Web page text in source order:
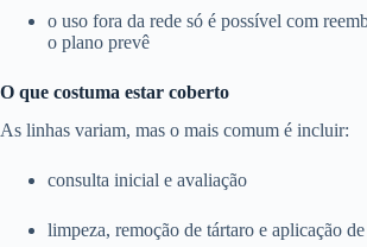
o uso fora da rede só é possível com
o plano prevê
O que costuma estar coberto
As linhas variam, mas o mais comum é incluir:
consulta inicial e avaliação
limpeza, remoção de tártaro e aplicação